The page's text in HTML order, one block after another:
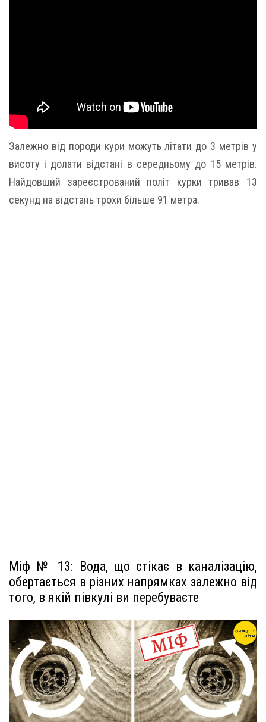
Залежно від породи кури можуть літати до 3 метрів у
висоту і долати відстані в середньому до 15 метрів.
Найдовший зареєстрований політ курки тривав 13
секунд на відстань трохи більше 91 метра.
Міф № 13: Вода, що стікає в каналізацію,
обертається в різних напрямках залежно від
того, в якій півкулі ви перебуваєте